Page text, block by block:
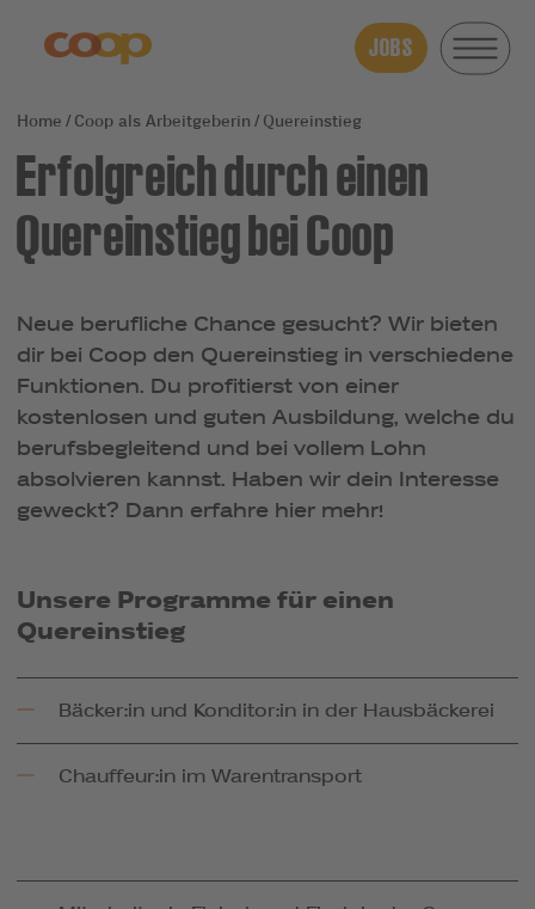
JOBS
Coop als Arbeitgeberin Quereinstieg
Erfolgreich durch einen
Quereinstieg bei Coop
Neue berufliche Chance gesucht? Wir bieten
dir bei Coop den Quereinstieg in verschiedene
Funktionen. Du profitierst von einer
kostenlosen und guten Ausbildung, welche du
berufsbegleitend und bei vollem Lohn
absolvieren kannst. Haben wir dein Interesse
geweckt? Dann erfahre hier mehr!
Unsere Programme für einen
Quereinstieg
Bäcker:in und Konditor:in in der Hausbäckerei
Chauffeur:in im Warentransport